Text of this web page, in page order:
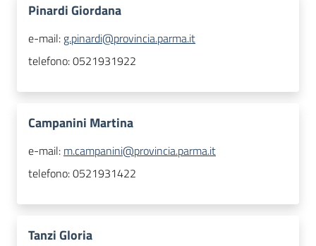
Pinardi Giordana
e-mail: g.pinardi@provincia.parma.it
telefono:0521931922
Campanini Martina
e-mail: m.campanini@provincia.parma.it
telefono:0521931422
Tanzi Gloria